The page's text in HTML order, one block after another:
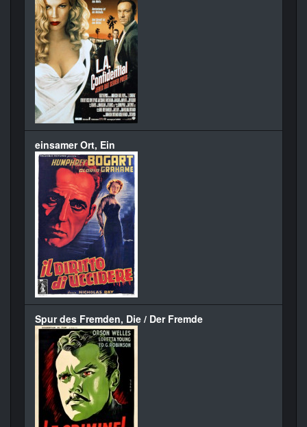
einsamer Ort, Ein
Spur des Fremden, Die / Der Fremde